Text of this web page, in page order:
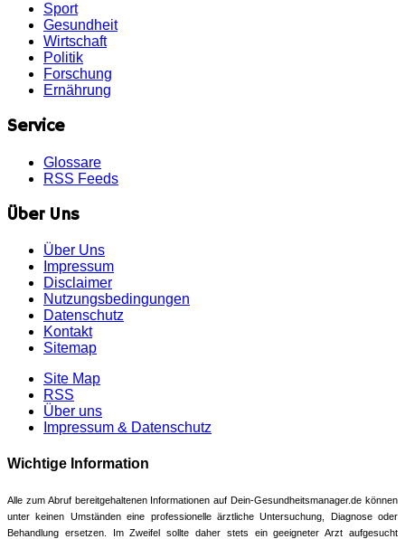
Sport
Gesundheit
Wirtschaft
Politik
Forschung
Ernährung
Service
Glossare
RSS Feeds
Über Uns
Über Uns
Impressum
Disclaimer
Nutzungsbedingungen
Datenschutz
Kontakt
Sitemap
Site Map
RSS
Über uns
Impressum & Datenschutz
Wichtige Information
Alle zum Abruf bereitgehaltenen Informationen auf Dein-Gesundheitsmanager.de können
unter keinen Umständen eine professionelle ärztliche Untersuchung, Diagnose oder
Behandlung ersetzen. Im Zweifel sollte daher stets ein geeigneter Arzt aufgesucht